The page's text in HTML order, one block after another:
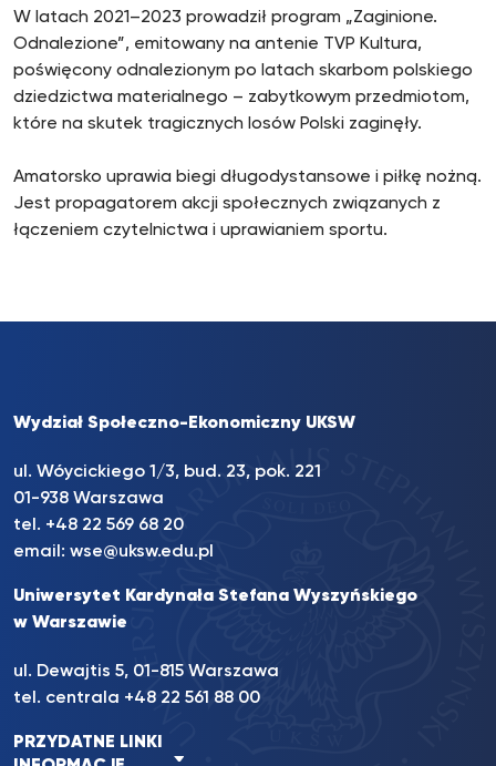
W latach 2021–2023 prowadził program „Zaginione.
Odnalezione”, emitowany na antenie TVP Kultura,
poświęcony odnalezionym po latach skarbom polskiego
dziedzictwa materialnego – zabytkowym przedmiotom,
które na skutek tragicznych losów Polski zaginęły.
Amatorsko uprawia biegi długodystansowe i piłkę nożną.
Jest propagatorem akcji społecznych związanych z
łączeniem czytelnictwa i uprawianiem sportu.
Wydział Społeczno-Ekonomiczny UKSW
ul. Wóycickiego 1/3, bud. 23, pok. 221
01-938 Warszawa
tel. +48 22 569 68 20
email: wse@uksw.edu.pl
Uniwersytet Kardynała Stefana Wyszyńskiego
w Warszawie
ul. Dewajtis 5, 01-815 Warszawa
tel. centrala +48 22 561 88 00
PRZYDATNE LINKI